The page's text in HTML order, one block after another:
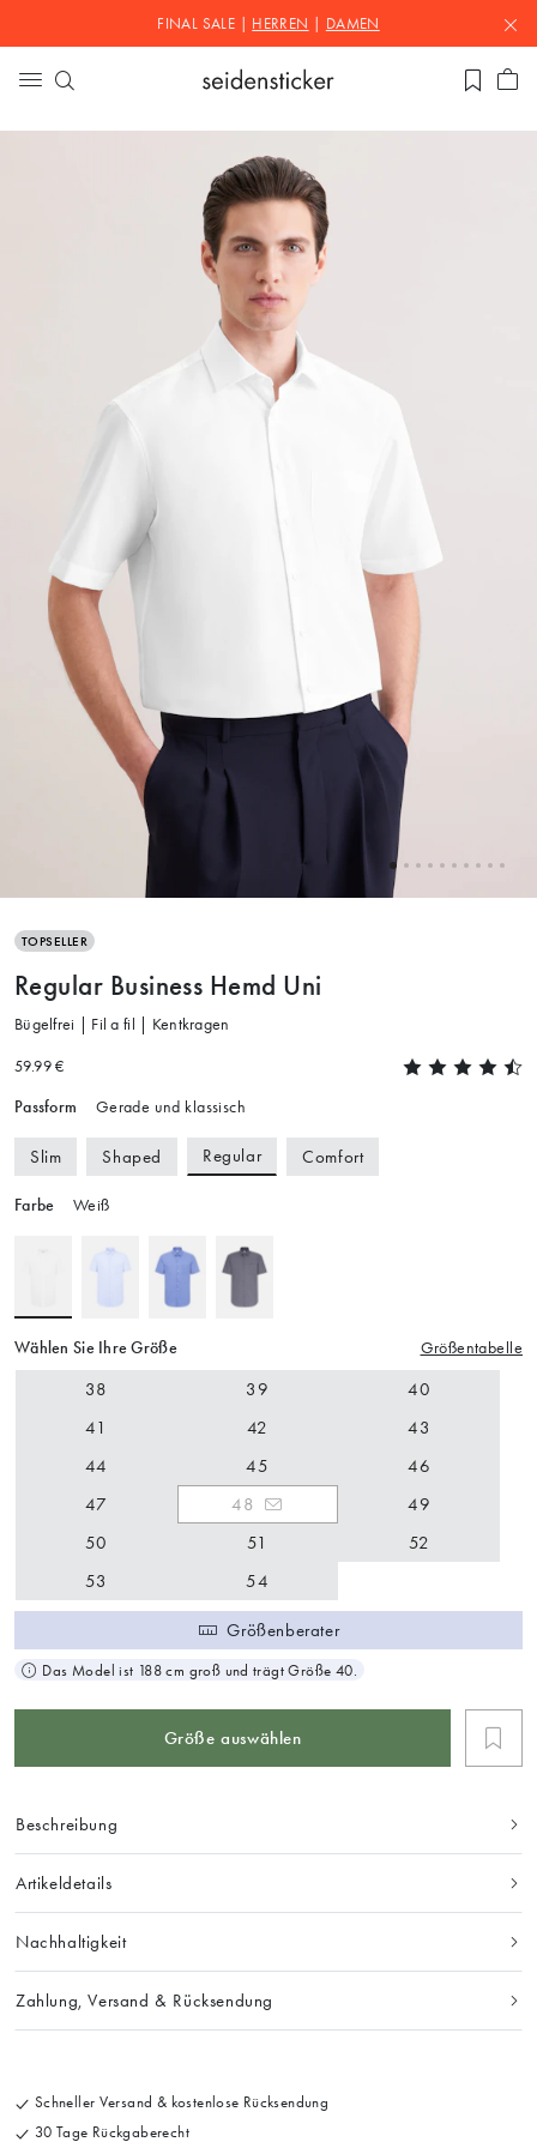
FINAL SALE | HERREN DAMEN
TOPSELLER
Regular Business Hemd Uni
Bügelfrei | Fil a fil | Kentkragen
59.99 €
Passform Gerade und klassisch
Slim Shaped Regular Comfort
Farbe Weiß
Wählen Sie Ihre Größe Größentabelle
38 39
40
41
42
43
44
45
46
47
48
49
50
51
52
53
54
Größenberater
Das Model ist 188 cm groß und trägt Größe 40.
Größe auswählen
Beschreibung
Artikeldetails
Nachhaltigkeit
Zahlung, Versand & Rücksendung
Schneller Versand & kostenlose Rücksendung
30 Tage Rückgaberecht